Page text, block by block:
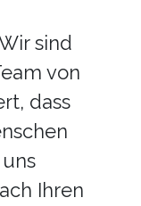
sind
von
dass
Ihren